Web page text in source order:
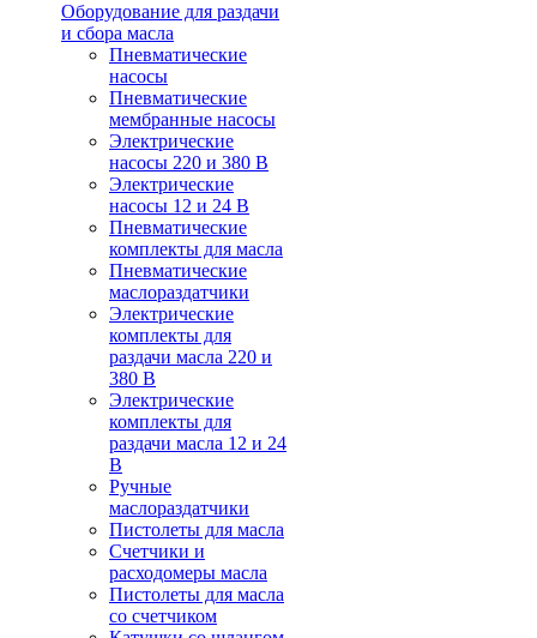
Оборудование для раздачи
и сбора масла
Пневматические
насосы
Пневматические
мембранные насосы
Электрические
насосы 220 и 380 В
Электрические
насосы 12 и 24 В
Пневматические
комплекты для масла
Пневматические
маслораздатчики
Электрические
комплекты для
раздачи масла 220 и
380 В
Электрические
комплекты для
раздачи масла 12 и 24
В
Ручные
маслораздатчики
Пистолеты для масла
Счетчики и
расходомеры масла
Пистолеты для масла
со счетчиком